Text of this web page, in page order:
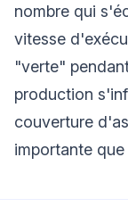
nombre qui
vitesse
"verte"
production
couverture
importante